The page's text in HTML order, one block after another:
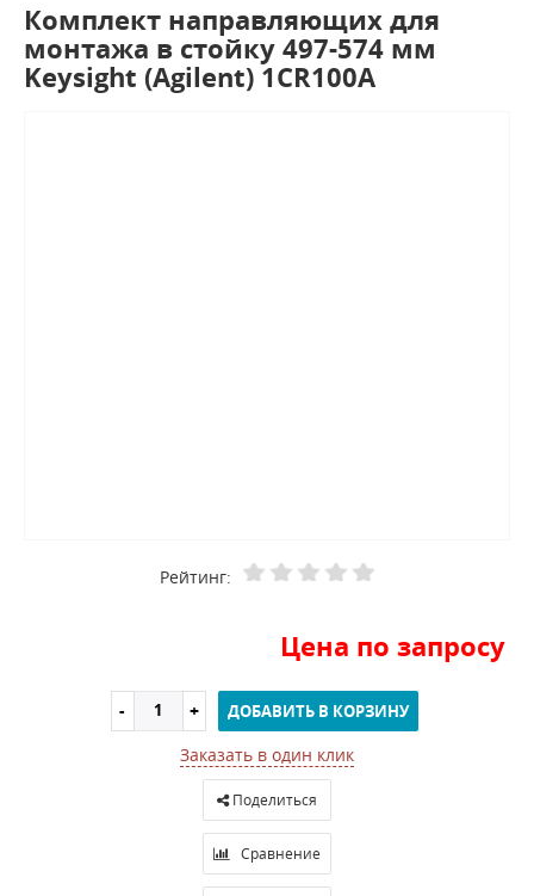
Комплект направляющих для
монтажа в стойку 497-574 мм
Keysight (Agilent) 1CR100A
Рейтинг:
Цена по запросу
ДОБАВИТЬ В КОРЗИНУ
Заказать в один клик
Поделиться
Сравнение